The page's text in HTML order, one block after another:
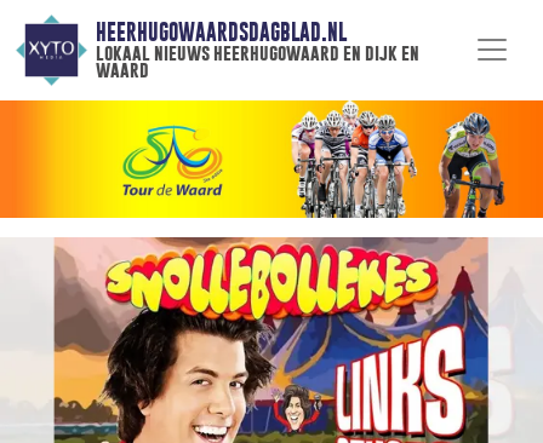
HEERHUGOWAARDSDAGBLAD.NL
lokaal nieuws heerhugowaard en dijk en
waard